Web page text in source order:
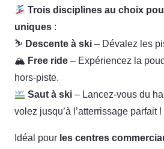
Trois disciplines au choix
uniques :
⛷ Descente à ski – Dévalez les
🏔 Free ride – Expériencez la
hors-piste.
Saut à ski – Lancez-vous du
volez jusqu’à l’atterrissage parfait !
Idéal pour les centres